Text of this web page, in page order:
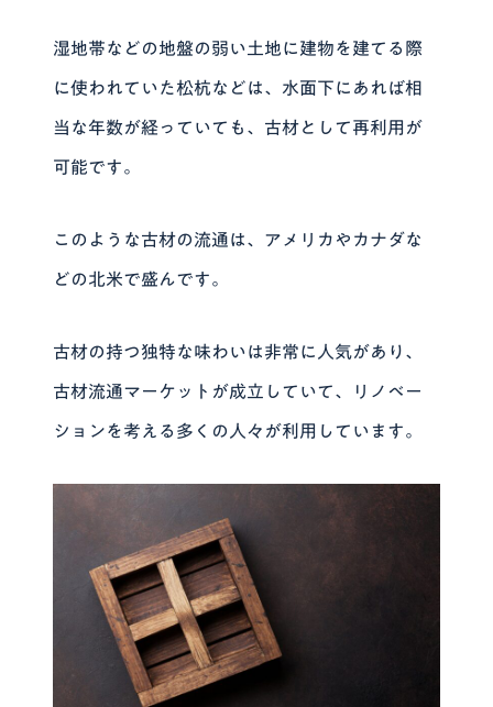
湿地帯などの地盤の弱い土地に建物を建てる際
に使われていた松杭などは、水面下にあれば相
当な年数が経っていても、古材として再利用が
可能です。
このような古材の流通は、アメリカやカナダな
どの北米で盛んです。
古材の持つ独特な味わいは非常に人気があり、
古材流通マーケットが成立していて、リノベー
ションを考える多くの人々が利用しています。